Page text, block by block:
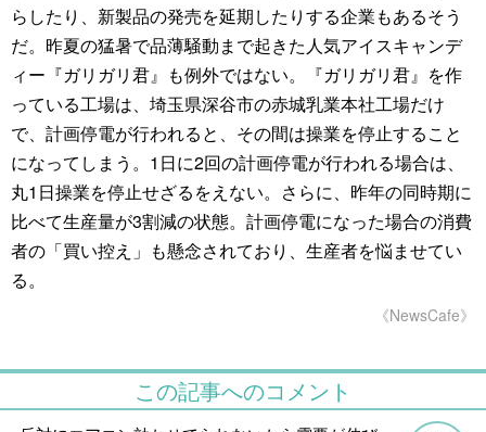
らしたり、新製品の発売を延期したりする企業もあるそう
だ。昨夏の猛暑で品薄騒動まで起きた人気アイスキャンデ
ィー『ガリガリ君』も例外ではない。『ガリガリ君』を作
っている工場は、埼玉県深谷市の赤城乳業本社工場だけ
で、計画停電が行われると、その間は操業を停止すること
になってしまう。1日に2回の計画停電が行われる場合は、
丸1日操業を停止せざるをえない。さらに、昨年の同時期に
比べて生産量が3割減の状態。計画停電になった場合の消費
者の「買い控え」も懸念されており、生産者を悩ませてい
る。
《NewsCafe》